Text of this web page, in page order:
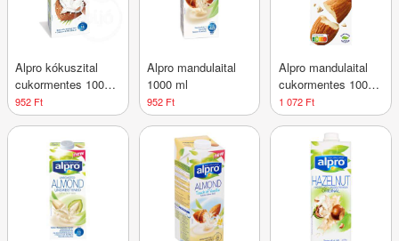
Alpro kókuszital
cukormentes 1000
ml
952 Ft
Alpro mandulaital
1000 ml
952 Ft
Alpro mandulaital
cukormentes 1000
ml
1 072 Ft